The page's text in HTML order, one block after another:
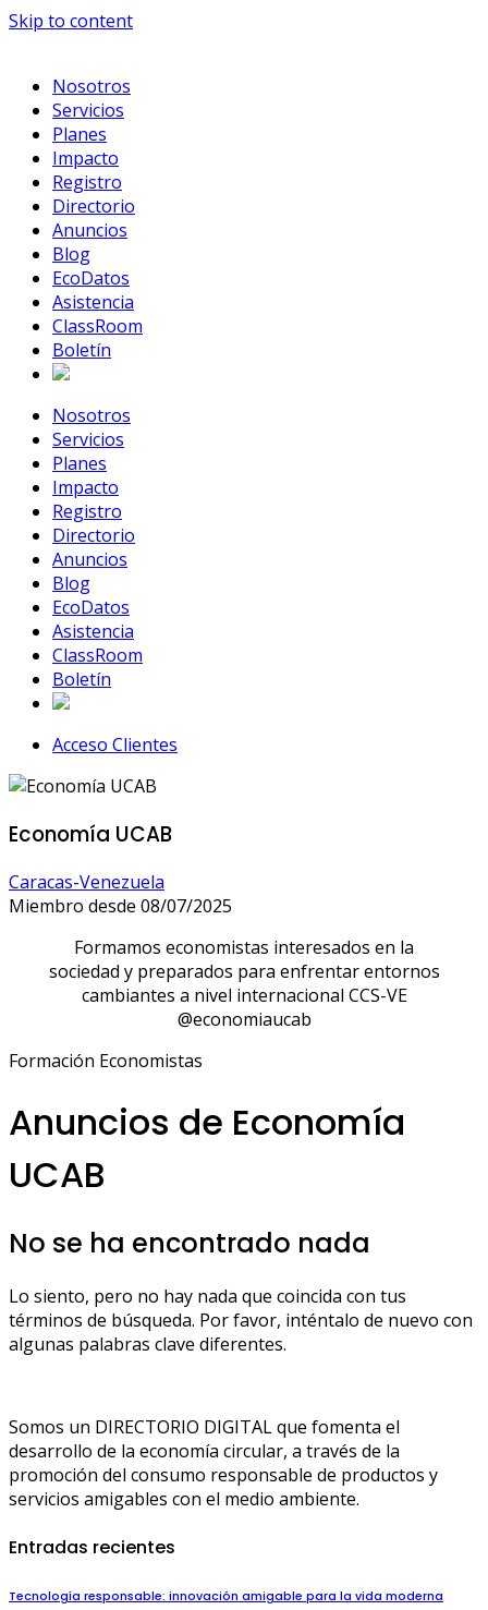
Skip to content
Nosotros
Servicios
Planes
Impacto
Registro
Directorio
Anuncios
Blog
EcoDatos
Asistencia
ClassRoom
Boletín
Nosotros
Servicios
Planes
Impacto
Registro
Directorio
Anuncios
Blog
EcoDatos
Asistencia
ClassRoom
Boletín
Acceso Clientes
Economía UCAB
Caracas-Venezuela
Miembro desde 08/07/2025
Formamos economistas interesados en la
sociedad y preparados para enfrentar entornos
cambiantes a nivel internacional CCS-VE
@economiaucab
Formación Economistas
Anuncios de Economía
UCAB
No se ha encontrado nada
Lo siento, pero no hay nada que coincida con tus
términos de búsqueda. Por favor, inténtalo de nuevo con
algunas palabras clave diferentes.
Somos un DIRECTORIO DIGITAL que fomenta el
desarrollo de la economía circular, a través de la
promoción del consumo responsable de productos y
servicios amigables con el medio ambiente.
Entradas recientes
Tecnología responsable: innovación amigable para la vida moderna